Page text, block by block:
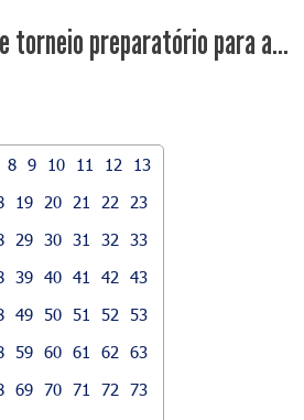
torneio preparatório para a...
8 9 10 11 12
13
19 20 21 22
23
29 30 31 32
33
39 40 41 42
43
49 50 51 52
53
59 60 61 62
63
69 70 71 72
73